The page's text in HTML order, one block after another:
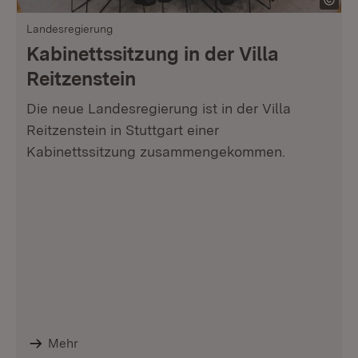
Landesregierung
Kabinettssitzung in der Villa
Reitzenstein
Die neue Landesregierung ist in der Villa
Reitzenstein in Stuttgart einer
Kabinettssitzung zusammengekommen.
Mehr